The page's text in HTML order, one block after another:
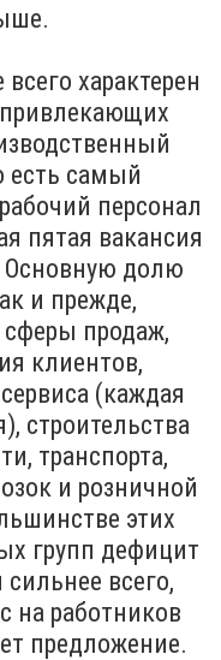
характерен
есть самый
персонал
пятая вакансия
Основную долю
и прежде,
продаж,
клиентов,
(каждая
строительства
транспорта,
и розничной
этих
групп дефицит
всего,
на работников
предложение.